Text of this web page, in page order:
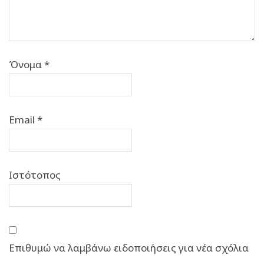
Όνομα*
Email *
Ιστότοπος
Επιθυμώ να λαμβάνω ειδοποιήσεις για νέα σχόλια